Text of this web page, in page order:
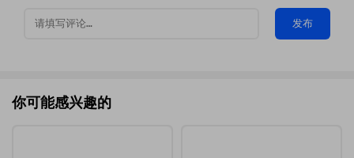
发布
你可能感兴趣的